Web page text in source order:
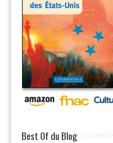
Best Of du Blog